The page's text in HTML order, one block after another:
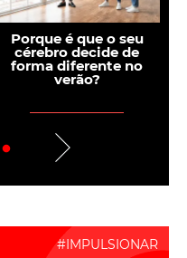
Porque é que o seu
cérebro decide de
forma diferente no
verão?